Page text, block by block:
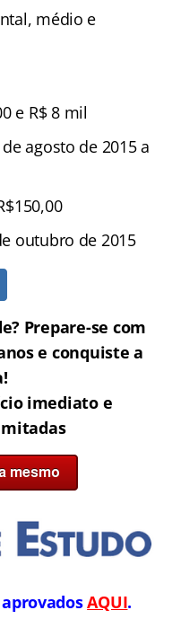
médio e
e R$ 8 mil
agosto de 2015 a
outubro de 2015
Prepare-se com
e conquiste a
imediato e
AQUI.